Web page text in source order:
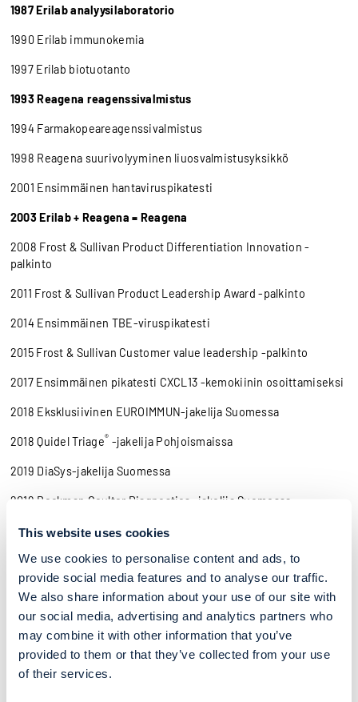
This website uses cookies
We use cookies to personalise content and ads, to
provide social media features and to analyse our traffic.
We also share information about your use of our site with
our social media, advertising and analytics partners who
may combine it with other information that you’ve
provided to them or that they’ve collected from your use
of their services.
1987 Erilab analyysilaboratorio
1990 Erilab immunokemia
1997 Erilab biotuotanto
1993 Reagena reagenssivalmistus
1994 Farmakopeareagenssivalmistus
1998 Reagena suurivolyyminen liuosvalmistusyksikkö
2001 Ensimmäinen hantaviruspikatesti
2003 Erilab + Reagena = Reagena
2008 Frost & Sullivan Product Differentiation Innovation -
palkinto
2011 Frost & Sullivan Product Leadership Award -palkinto
2014 Ensimmäinen TBE-viruspikatesti
2015 Frost & Sullivan Customer value leadership -palkinto
2017 Ensimmäinen pikatesti CXCL13 -kemokiinin osoittamiseksi
2018 Eksklusiivinen EUROIMMUN-jakelija Suomessa
2018 Quidel Triage® -jakelija Pohjoismaissa
2019 DiaSys-jakelija Suomessa
2019 Beckman Coulter Diagnostics -jakelija Suomessa
Reagena kehittää jatkuvasti toimintaansa esimerkiksi uusien
Vipuvoimaa EU:lta
Reagena Oy kehittää toimintaansa Euroopan
aluekehitysrahaston avulla kahden hankkeen voimin.
Digitaalisen liiketoiminnan kehittämisen aikataulu on heinäkuu
2021 – elokuu 2022 ja kansainvälisen liiketoiminnan